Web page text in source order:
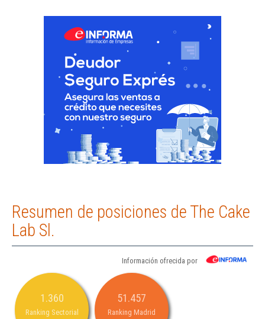
Resumen de posiciones de The Cake
Lab Sl.
Información ofrecida por
1.360
Ranking Sectorial
51.457
Ranking Madrid